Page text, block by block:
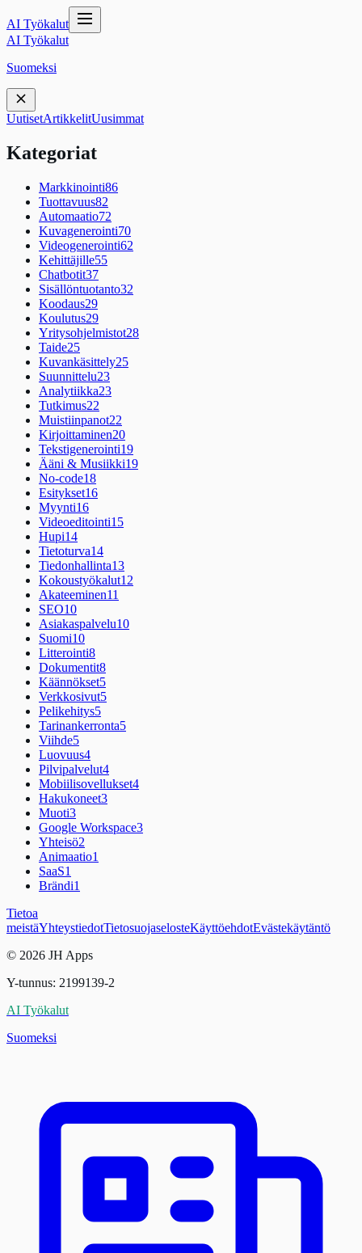
AI Työkalut
AI Työkalut
Suomeksi
UutisetArtikkelitUusimmat
Kategoriat
Markkinointi86
Tuottavuus82
Automaatio72
Kuvagenerointi70
Videogenerointi62
Kehittäjille55
Chatbotit37
Sisällöntuotanto32
Koodaus29
Koulutus29
Yritysohjelmistot28
Taide25
Kuvankäsittely25
Suunnittelu23
Analytiikka23
Tutkimus22
Muistiinpanot22
Kirjoittaminen20
Tekstigenerointi19
Ääni & Musiikki19
No-code18
Esitykset16
Myynti16
Videoeditointi15
Hupi14
Tietoturva14
Tiedonhallinta13
Kokoustyökalut12
Akateeminen11
SEO10
Asiakaspalvelu10
Suomi10
Litterointi8
Dokumentit8
Käännökset5
Verkkosivut5
Pelikehitys5
Tarinankerronta5
Viihde5
Luovuus4
Pilvipalvelut4
Mobiilisovellukset4
Hakukoneet3
Muoti3
Google Workspace3
Yhteisö2
Animaatio1
SaaS1
Brändi1
Tietoa
meistäYhteystiedotTietosuojaselosteKäyttöehdotEvästekäytäntö
© 2026 JH Apps
Y-tunnus: 2199139-2
AI Työkalut
Suomeksi